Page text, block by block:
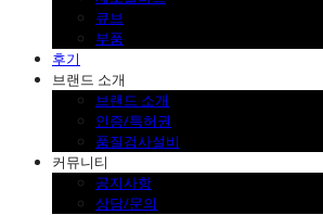
큐브
부품
후기
브랜드 소개
브랜드 소개
인증/특허권
품질검사설비
커뮤니티
공지사항
상담/문의